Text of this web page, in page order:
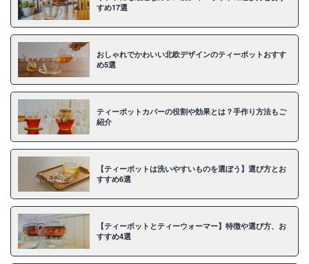
すめ17選
おしゃれでかわいい北欧デザインのティーポットおすす
め5選
ティーポットカバーの役割や効果とは？手作り方法もご
紹介
【ティーポットは洗いやすいものを選ぼう】選び方とお
すすめ6選
【ティーポットとティーウォーマー】特徴や選び方、お
すすめ4選